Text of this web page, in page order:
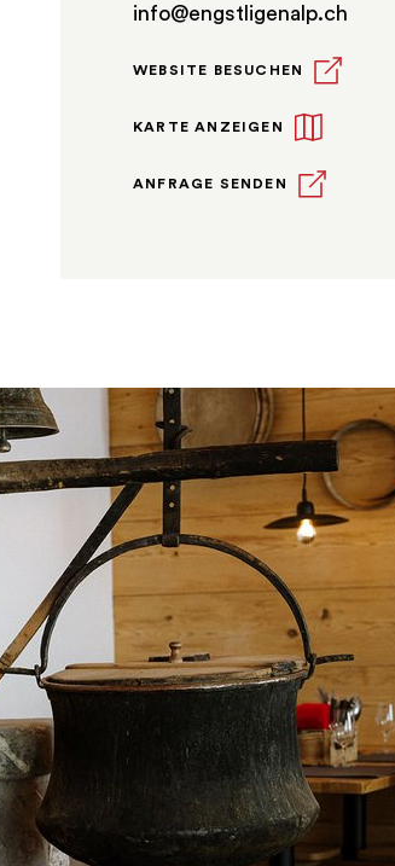
info@engstligenalp.ch
WEBSITE BESUCHEN
KARTE ANZEIGEN
ANFRAGE SENDEN